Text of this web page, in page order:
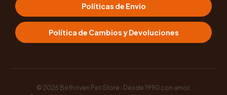
Políticas de Envio
Política de Cambios y Devoluciones
© 2026 Bethoven Pet Store · Desde 1990 con amor.